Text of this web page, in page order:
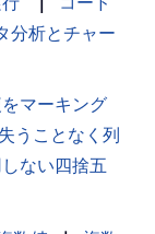
分析とチャー
マーキング
うことなく列
ない四捨五